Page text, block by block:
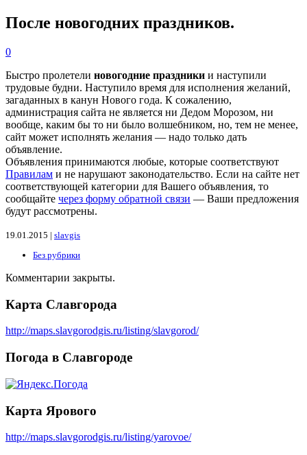
После новогодних праздников.
0
Быстро пролетели новогодние праздники и наступили
трудовые будни. Наступило время для исполнения желаний,
загаданных в канун Нового года. К сожалению,
администрация сайта не является ни Дедом Морозом, ни
вообще, каким бы то ни было волшебником, но, тем не менее,
сайт может исполнять желания — надо только дать
объявление.
Объявления принимаются любые, которые соответствуют
Правилам и не нарушают законодательство. Если на сайте нет
соответствующей категории для Вашего объявления, то
сообщайте через форму обратной связи — Ваши предложения
будут рассмотрены.
19.01.2015 | slavgis
Без рубрики
Комментарии закрыты.
Карта Славгорода
http://maps.slavgorodgis.ru/listing/slavgorod/
Погода в Славгороде
Карта Ярового
http://maps.slavgorodgis.ru/listing/yarovoe/